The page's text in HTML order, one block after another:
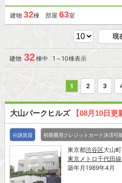
建物 32棟 部屋 63室
現
建物 32棟中 1～10棟表示
1 2 3
大山パークヒルズ 【08月10日更
分譲賃貸 初期費用クレジットカード決済可
東京都渋谷区大山
東京メトロ千代田線
築年月1989年4月